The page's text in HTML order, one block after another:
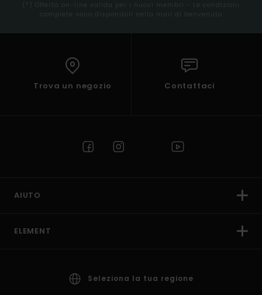
(*) Offerta on-line valida per i nuovi membri - Le condizioni
complete sono disponibili nella mail di benvenuto
Trova un negozio Contattaci
AIUTO
ELEMENT
Seleziona la tua regione